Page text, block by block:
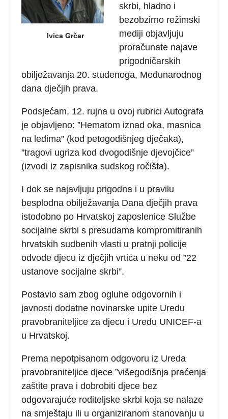
Ivica Grčar
skrbi, hladno i
bezobzirno režimski
mediji objavljuju
proračunate najave
prigodničarskih
obilježavanja 20. studenoga, Međunarodnog
dana dječjih prava.
Podsjećam, 12. rujna u ovoj rubrici Autografa
je objavljeno: ”Hematom iznad oka, masnica
na leđima” (kod petogodišnjeg dječaka),
”tragovi ugriza kod dvogodišnje djevojčice”
(izvodi iz zapisnika sudskog ročišta).
I dok se najavljuju prigodna i u pravilu
besplodna obilježavanja Dana dječjih prava
istodobno po Hrvatskoj zaposlenice Službe
socijalne skrbi s presudama kompromitiranih
hrvatskih sudbenih vlasti u pratnji policije
odvode djecu iz dječjih vrtića u neku od ”22
ustanove socijalne skrbi”.
Postavio sam zbog ogluhe odgovornih i
javnosti dodatne novinarske upite Uredu
pravobraniteljice za djecu i Uredu UNICEF-a
u Hrvatskoj.
Prema nepotpisanom odgovoru iz Ureda
pravobraniteljice djece ”višegodišnja praćenja
zaštite prava i dobrobiti djece bez
odgovarajuće roditeljske skrbi koja se nalaze
na smještaju ili u organiziranom stanovanju u